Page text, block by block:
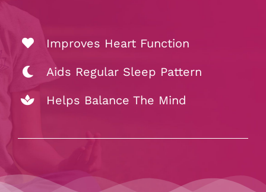
Improves Heart Function
Aids Regular Sleep Pattern
Helps Balance The Mind